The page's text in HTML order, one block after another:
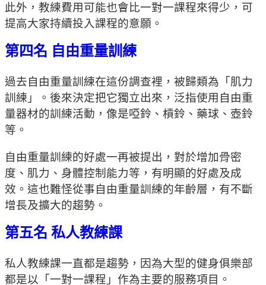
此外，教練費用可能也會比一對一課程來得少，可
提高大家持續投入課程的意願。
第四名 自由重量訓練
過去自由重量訓練在這份調查裡，被歸類為「肌力
訓練」。後來決定把它獨立出來，泛指使用自由重
量器材的訓練活動，像是啞鈴、槓鈴、藥球、壺鈴
等。
自由重量訓練的好處一再被提出，對於增加骨密
度、肌力、身體控制能力等，有明顯的好處及成
效。這也難怪從事自由重量訓練的年齡層，有不斷
增長及擴大的趨勢。
第五名 私人教練課
私人教練課一直都是趨勢，因為大型的健身俱樂部
都是以「一對一課程」作為主要的服務項目。